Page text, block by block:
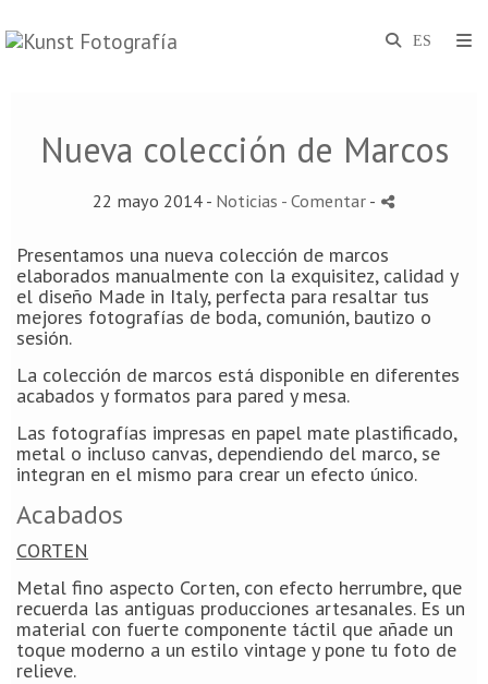
Nueva colección de Marcos
22 mayo 2014 - Noticias - Comentar -
Presentamos una nueva colección de marcos
elaborados manualmente con la exquisitez, calidad y
el diseño Made in Italy, perfecta para resaltar tus
mejores fotografías de boda, comunión, bautizo o
sesión.
La colección de marcos está disponible en diferentes
acabados y formatos para pared y mesa.
Las fotografías impresas en papel mate plastificado,
metal o incluso canvas, dependiendo del marco, se
integran en el mismo para crear un efecto único.
Acabados
CORTEN
Metal fino aspecto Corten, con efecto herrumbre, que
recuerda las antiguas producciones artesanales. Es un
material con fuerte componente táctil que añade un
toque moderno a un estilo vintage y pone tu foto de
relieve.